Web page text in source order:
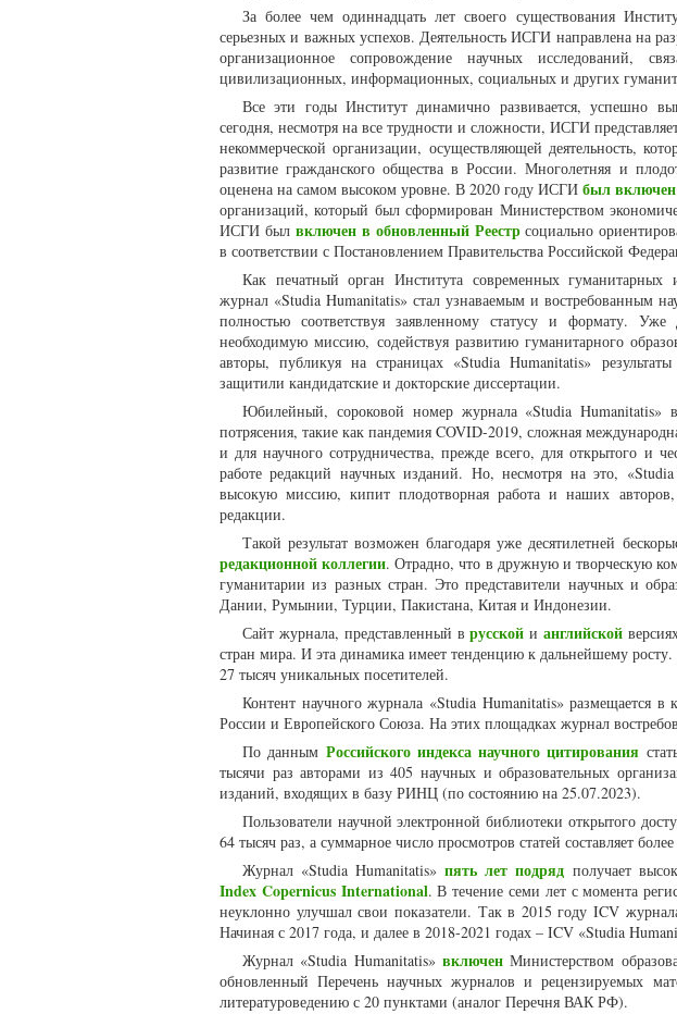
За более чем одиннадцать лет своего существования
серьезных и важных успехов. Деятельность ИСГИ направлена на
организационное сопровождение научных исследований,
цивилизационных, информационных, социальных и других
Все эти годы Институт динамично развивается, успешно
сегодня, несмотря на все трудности и сложности, ИСГИ
некоммерческой организации, осуществляющей деятельность,
развитие гражданского общества в России. Многолетняя и
оценена на самом высоком уровне. В 2020 году ИСГИ был включен
организаций, который был сформирован Министерством
ИСГИ был включен в обновленный Реестрсоциально
в соответствии с Постановлением Правительства Российской
Как печатный орган Института современных
журнал «Studia Humanitatis» стал узнаваемым и востребованным
полностью соответствуя заявленному статусу и формату.
необходимую миссию, содействуя развитию гуманитарного
авторы, публикуя на страницах «Studia Humanitatis»
защитили кандидатские и докторские диссертации.
Юбилейный, сороковой номер журнала «Studia Humanitatis»
потрясения, такие как пандемия COVID-2019, сложная
и для научного сотрудничества, прежде всего, для открытого и
работе редакций научных изданий. Но, несмотря на это,
высокую миссию, кипит плодотворная работа и наших
редакции.
Такой результат возможен благодаря уже десятилетней
редакционной коллегии. Отрадно, что в дружную и творческую
гуманитарии из разных стран. Это представители научных и
Дании, Румынии, Турции, Пакистана, Китая и Индонезии.
Сайт журнала, представленный врусской ианглийской
стран мира. И эта динамика имеет тенденцию к дальнейшему росту.
27 тысяч уникальных посетителей.
Контент научного журнала «Studia Humanitatis» размещается
России и Европейского Союза. На этих площадках журнал
По данным Российского индекса научного цитирования
тысячи раз авторами из 405 научных и образовательных
изданий, входящих в базу РИНЦ (по состоянию на 25.07.2023).
Пользователи научной электронной библиотеки открытого
64 тысяч раз, а суммарное число просмотров статей составляет
Журнал «Studia Humanitatis»пять лет подряд получает
Index Copernicus International. В течение семи лет с момента
неуклонно улучшал свои показатели. Так в 2015 году ICV
Начиная с 2017 года, и далее в 2018-2021 годах – ICV «Studia
Журнал «Studia Humanitatis» включен Министерством
обновленный Перечень научных журналов и рецензируемых
литературоведению с 20 пунктами (аналог Перечня ВАК РФ).